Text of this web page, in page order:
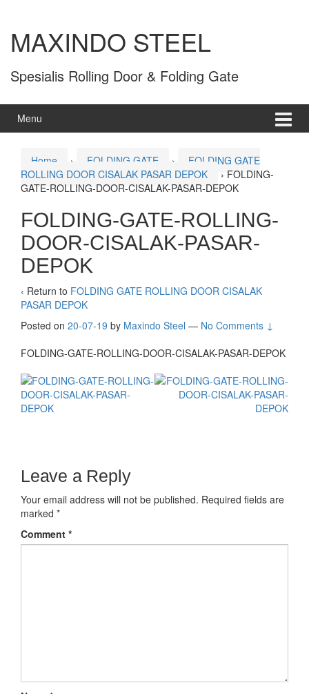
MAXINDO STEEL
Spesialis Rolling Door & Folding Gate
Menu
Home › FOLDING GATE ›
FOLDING GATE
ROLLING DOOR CISALAK PASAR DEPOK
› FOLDING-
GATE-ROLLING-DOOR-CISALAK-PASAR-DEPOK
FOLDING-GATE-ROLLING-
DOOR-CISALAK-PASAR-
DEPOK
‹ Return to FOLDING GATE ROLLING DOOR CISALAK
PASAR DEPOK
Posted on 20-07-19 by Maxindo Steel — No Comments ↓
FOLDING-GATE-ROLLING-DOOR-CISALAK-PASAR-DEPOK
Leave a Reply
Your email address will not be published. Required fields are
marked *
Comment *